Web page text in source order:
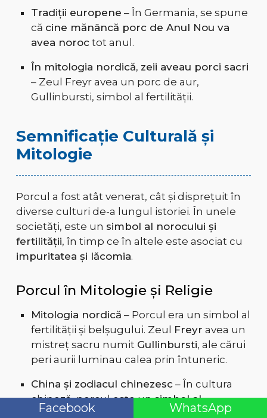
Tradiții europene – În Germania, se spune
că cine mănâncă porc de Anul Nou va
avea noroctot anul.
În mitologia nordică, zeii aveau porci sacri
– Zeul Freyr avea un porc de aur,
Gullinbursti, simbol al fertilității.
Semnificație Culturală și
Mitologie
Porcul a fost atât venerat, cât și disprețuit în
diverse culturi de-a lungul istoriei. În unele
societăți, este un simbol al norocului și
fertilității, în timp ce în altele este asociat cu
impuritatea și lăcomia.
Porcul în Mitologie și Religie
Mitologia nordică – Porcul era un simbol al
fertilității și belșugului. Zeul
Freyr avea un
mistreț sacru numit Gullinbursti, ale cărui
peri aurii luminau calea prin întuneric.
China și zodiacul chinezesc– În cultura
chineză, porcul este unsimbol al
norocului, prosperității și abundenței.
Facebook WhatsApp